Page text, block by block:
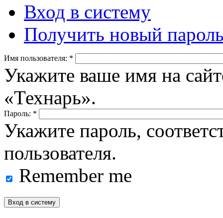
Вход в систему
Получить новый
Имя пользователя: *
Укажите ваше имя на
«Технарь».
Пароль: *
Укажите пароль,
пользователя.
Remember me